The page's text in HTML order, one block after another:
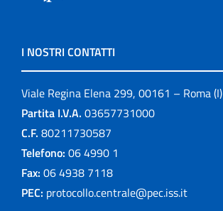
I NOSTRI CONTATTI
Viale Regina Elena 299, 00161 – Roma (I)
Partita I.V.A. 03657731000
C.F. 80211730587
Telefono: 06 4990 1
Fax: 06 4938 7118
PEC: protocollo.centrale@pec.iss.it